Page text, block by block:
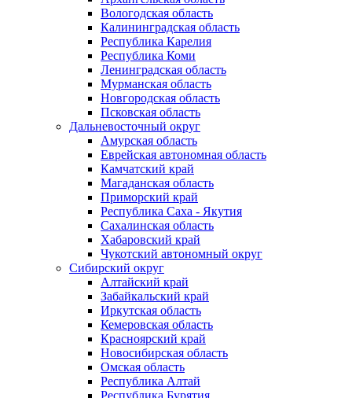
Вологодская область
Калининградская область
Республика Карелия
Республика Коми
Ленинградская область
Мурманская область
Новгородская область
Псковская область
Дальневосточный округ
Амурская область
Еврейская автономная область
Камчатский край
Магаданская область
Приморский край
Республика Саха - Якутия
Сахалинская область
Хабаровский край
Чукотский автономный округ
Сибирский округ
Алтайский край
Забайкальский край
Иркутская область
Кемеровская область
Красноярский край
Новосибирская область
Омская область
Республика Алтай